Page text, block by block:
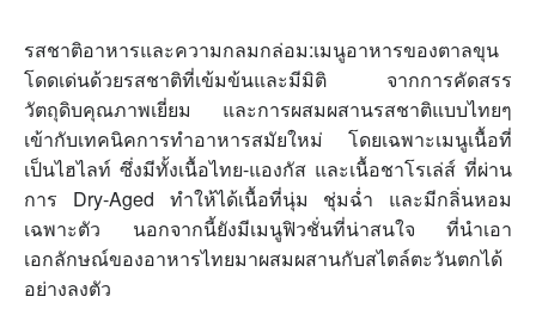
รสชาติอาหารและความกลมกล่อม:เมนูอาหารของตาลขุน
โดดเด่นด้วยรสชาติที่เข้มข้นและมีมิติ จากการคัดสรร
วัตถุดิบคุณภาพเยี่ยม และการผสมผสานรสชาติแบบไทยๆ
เข้ากับเทคนิคการทำอาหารสมัยใหม่ โดยเฉพาะเมนูเนื้อที่
เป็นไฮไลท์ ซึ่งมีทั้งเนื้อไทย-แองกัส และเนื้อชาโรเล่ส์ ที่ผ่าน
การ Dry-Aged ทำให้ได้เนื้อที่นุ่ม ชุ่มฉ่ำ และมีกลิ่นหอม
เฉพาะตัว นอกจากนี้ยังมีเมนูฟิวชั่นที่น่าสนใจ ที่นำเอา
เอกลักษณ์ของอาหารไทยมาผสมผสานกับสไตล์ตะวันตกได้
อย่างลงตัว